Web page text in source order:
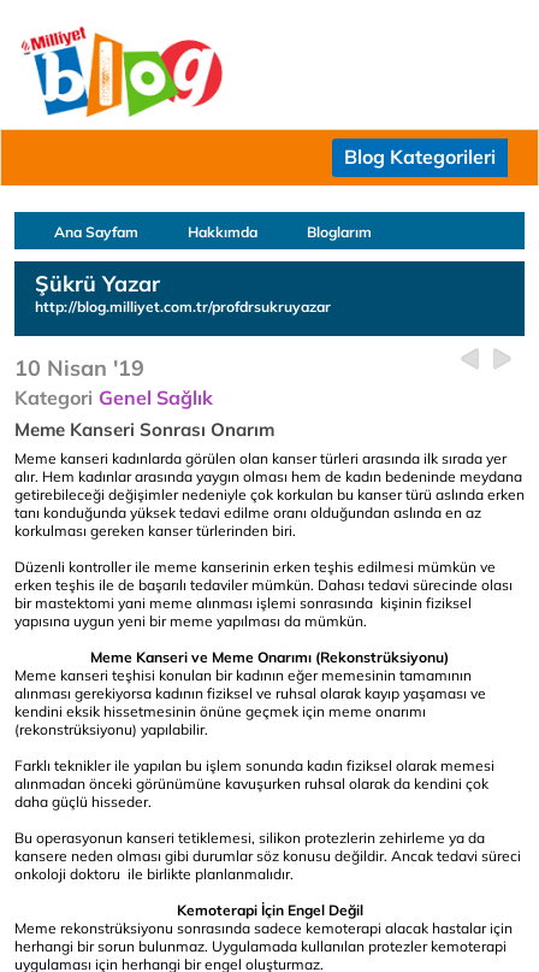
Blog Kategorileri
Ana Sayfam Hakkımda Bloglarım
Şükrü Yazar
http://blog.milliyet.com.tr/profdrsukruyazar
10 Nisan '19
Kategori Genel Sağlık
Meme Kanseri Sonrası Onarım
Meme kanseri kadınlarda görülen olan kanser türleri arasında ilk sırada yer
alır. Hem kadınlar arasında yaygın olması hem de kadın bedeninde meydana
getirebileceği değişimler nedeniyle çok korkulan bu kanser türü aslında erken
tanı konduğunda yüksek tedavi edilme oranı olduğundan aslında en az
korkulması gereken kanser türlerinden biri.
Düzenli kontroller ile meme kanserinin erken teşhis edilmesi mümkün ve
erken teşhis ile de başarılı tedaviler mümkün. Dahası tedavi sürecinde olası
bir mastektomi yani meme alınması işlemi sonrasında kişinin fiziksel
yapısına uygun yeni bir meme yapılması da mümkün.
Meme Kanseri ve Meme Onarımı (Rekonstrüksiyonu)
Meme kanseri teşhisi konulan bir kadının eğer memesinin tamamının
alınması gerekiyorsa kadının fiziksel ve ruhsal olarak kayıp yaşaması ve
kendini eksik hissetmesinin önüne geçmek için meme onarımı
(rekonstrüksiyonu) yapılabilir.
Farklı teknikler ile yapılan bu işlem sonunda kadın fiziksel olarak memesi
alınmadan önceki görünümüne kavuşurken ruhsal olarak da kendini çok
daha güçlü hisseder.
Bu operasyonun kanseri tetiklemesi, silikon protezlerin zehirleme ya da
kansere neden olması gibi durumlar söz konusu değildir. Ancak tedavi süreci
onkoloji doktoru ile birlikte planlanmalıdır.
Kemoterapi İçin Engel Değil
Meme rekonstrüksiyonu sonrasında sadece kemoterapi alacak hastalar için
herhangi bir sorun bulunmaz. Uygulamada kullanılan protezler kemoterapi
uygulaması için herhangi bir engel oluşturmaz.